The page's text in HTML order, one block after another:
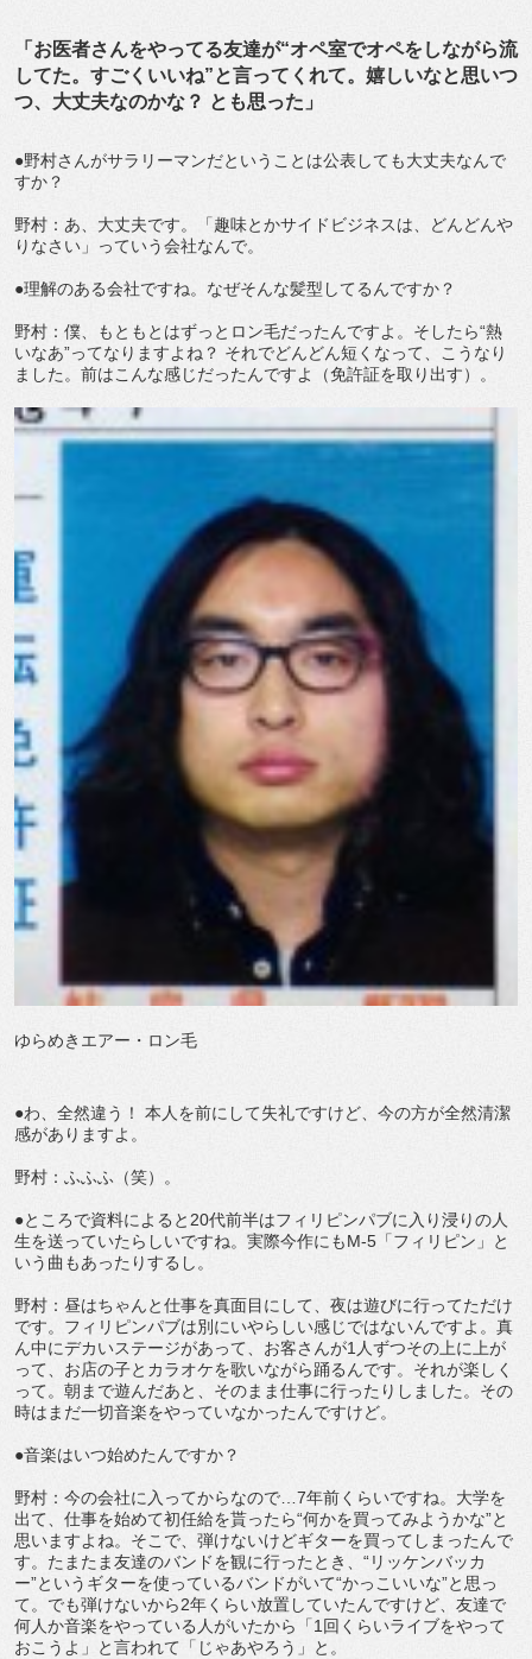
「お医者さんをやってる友達が“オペ室でオペをしながら流
してた。すごくいいね”と言ってくれて。嬉しいなと思いつ
つ、大丈夫なのかな？ とも思った」
●野村さんがサラリーマンだということは公表しても大丈夫なんで
すか？
野村：あ、大丈夫です。「趣味とかサイドビジネスは、どんどんや
りなさい」っていう会社なんで。
●理解のある会社ですね。なぜそんな髪型してるんですか？
野村：僕、もともとはずっとロン毛だったんですよ。そしたら“熱
いなあ”ってなりますよね？ それでどんどん短くなって、こうなり
ました。前はこんな感じだったんですよ（免許証を取り出す）。
ゆらめきエアー・ロン毛
●わ、全然違う！ 本人を前にして失礼ですけど、今の方が全然清潔
感がありますよ。
野村：ふふふ（笑）。
●ところで資料によると20代前半はフィリピンパブに入り浸りの人
生を送っていたらしいですね。実際今作にもM-5「フィリピン」と
いう曲もあったりするし。
野村：昼はちゃんと仕事を真面目にして、夜は遊びに行ってただけ
です。フィリピンパブは別にいやらしい感じではないんですよ。真
ん中にデカいステージがあって、お客さんが1人ずつその上に上が
って、お店の子とカラオケを歌いながら踊るんです。それが楽しく
って。朝まで遊んだあと、そのまま仕事に行ったりしました。その
時はまだ一切音楽をやっていなかったんですけど。
●音楽はいつ始めたんですか？
野村：今の会社に入ってからなので…7年前くらいですね。大学を
出て、仕事を始めて初任給を貰ったら“何かを買ってみようかな”と
思いますよね。そこで、弾けないけどギターを買ってしまったんで
す。たまたま友達のバンドを観に行ったとき、“リッケンバッカ
ー”というギターを使っているバンドがいて“かっこいいな”と思っ
て。でも弾けないから2年くらい放置していたんですけど、友達で
何人か音楽をやっている人がいたから「1回くらいライブをやって
おこうよ」と言われて「じゃあやろう」と。